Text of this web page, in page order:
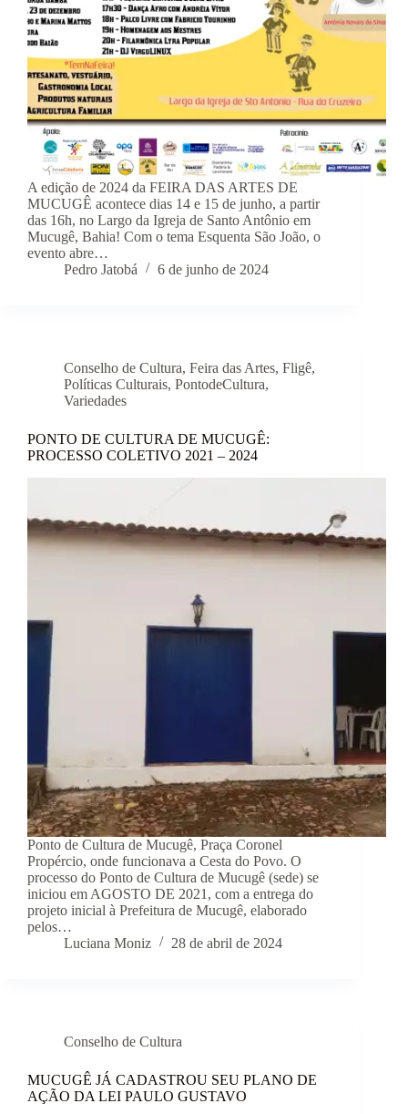
A edição de 2024 da FEIRA DAS ARTES DE
MUCUGÊ acontece dias 14 e 15 de junho, a partir
das 16h, no Largo da Igreja de Santo Antônio em
Mucugê, Bahia! Com o tema Esquenta São João, o
evento abre…
Pedro Jatobá
6 de junho de 2024
Conselho de Cultura, Feira das Artes, Fligê,
Políticas Culturais, PontodeCultura,
Variedades
PONTO DE CULTURA DE MUCUGÊ:
PROCESSO COLETIVO 2021 – 2024
Ponto de Cultura de Mucugê, Praça Coronel
Propércio, onde funcionava a Cesta do Povo. O
processo do Ponto de Cultura de Mucugê (sede) se
iniciou em AGOSTO DE 2021, com a entrega do
projeto inicial à Prefeitura de Mucugê, elaborado
pelos…
Luciana Moniz
28 de abril de 2024
Conselho de Cultura
MUCUGÊ JÁ CADASTROU SEU PLANO DE
AÇÃO DA LEI PAULO GUSTAVO